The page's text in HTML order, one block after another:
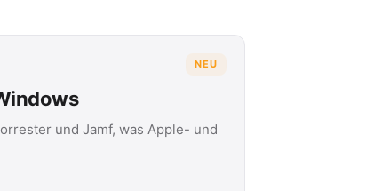
NEU
und Jamf, was Apple- und